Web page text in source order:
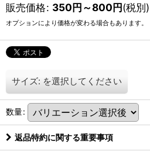
販売価格: 350円～800円(税別)
オプションにより価格が変わる場合もあります。
サイズ: を選択してください
数量:
返品特約に関する重要事項